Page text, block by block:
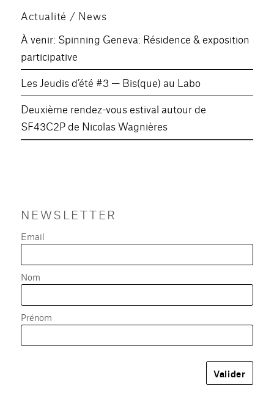
Actualité / News
À venir: Spinning Geneva: Résidence & exposition
participative
Les Jeudis d’été #3 — Bis(que) au Labo
Deuxième rendez-vous estival autour de
SF43C2P de Nicolas Wagnières
NEWSLETTER
Email
Nom
Prénom